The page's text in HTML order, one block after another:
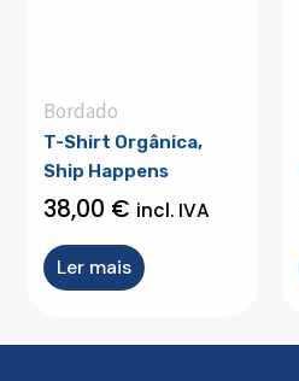
Bordado
T-Shirt Orgânica,
Ship Happens
38,00 € incl. IVA
Ler mais